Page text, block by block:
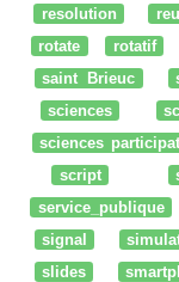
resolution
rotate
rotatif
saint Brieuc
sciences
sciences
script
service_publique
signal
slides